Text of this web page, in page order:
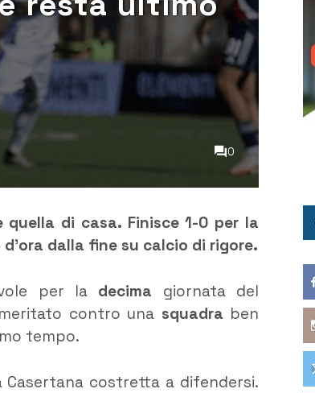
0
di casa. Finisce 1-0 per la
dalla fine su calcio di rigore.
per la decima giornata del
contro una squadra ben
tempo.
costretta a difendersi.